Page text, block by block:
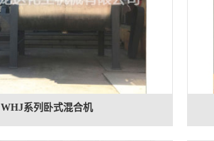
WHJ系列卧式混合机